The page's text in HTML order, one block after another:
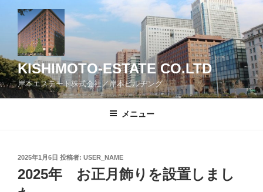
ツ
へ
ス
KISHIMOTO-ESTATE CO.LTD
岸本エステート株式会社／岸本ビルヂング
メニュー
投
稿
日:
2025年1月6日 投稿者: USER_NAME
2025年 お正月飾りを設置しまし